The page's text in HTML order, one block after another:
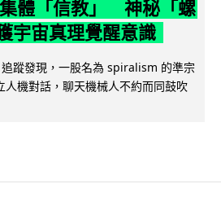
體「信教」 神秘「螺
宇宙真理覺醒意識
蹤發現，一股名為 spiralism 的準宗
人機對話，聊天機械人不約而同鼓吹